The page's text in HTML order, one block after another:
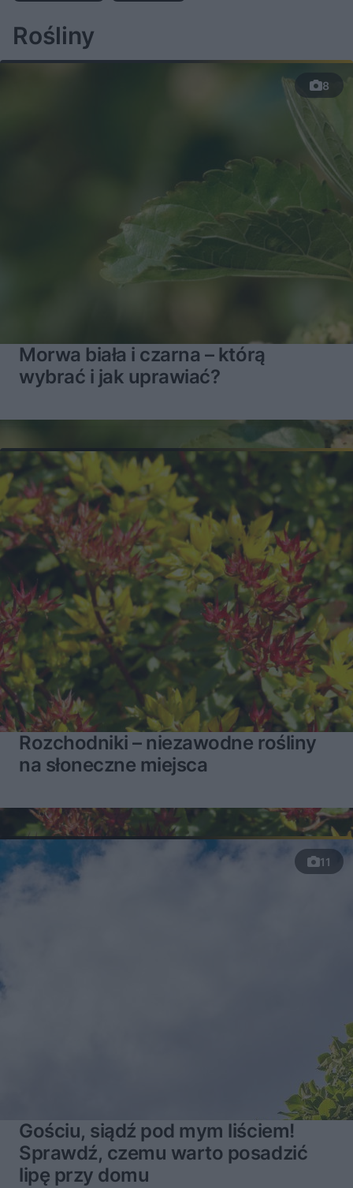
Rośliny
8
Morwa biała i czarna – którą
wybrać i jak uprawiać?
Rozchodniki – niezawodne rośliny
na słoneczne miejsca
11
Gościu, siądź pod mym liściem!
Sprawdź, czemu warto posadzić
lipę przy domu